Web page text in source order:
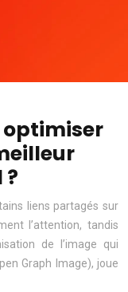
optimiser
liens partagés sur
l’attention, tandis
de l’image qui
Graph Image), joue